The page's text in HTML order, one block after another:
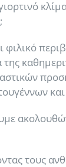
φιλικό
τους